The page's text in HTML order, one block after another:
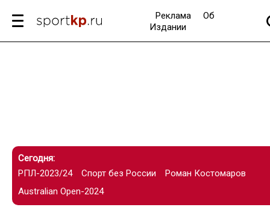
Реклама
Об
Издании
Сегодня:
РПЛ-2023/24
Спорт без России
Роман Костомаров
Australian Open-2024